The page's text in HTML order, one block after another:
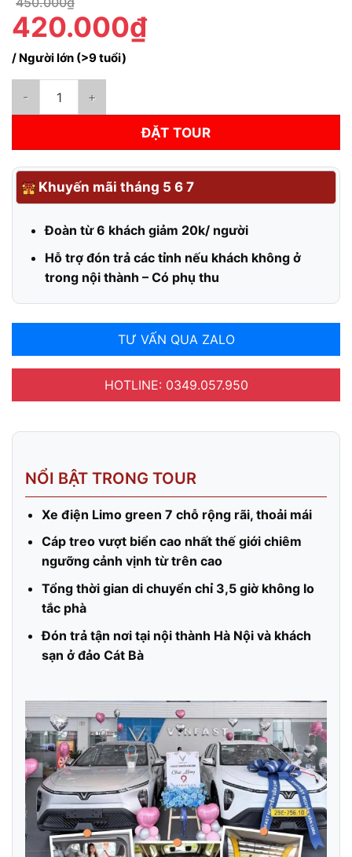
420.000₫
/ Người lớn (>9 tuổi)
ĐẶT TOUR
Khuyến mãi tháng 5 6 7
Đoàn từ 6 khách giảm 20k/ người
Hỗ trợ đón trả các tỉnh nếu khách không ở
trong nội thành – Có phụ thu
TƯ VẤN QUA ZALO
HOTLINE: 0349.057.950
NỔI BẬT TRONG TOUR
Xe điện Limo green 7 chỗ rộng rãi, thoải mái
Cáp treo vượt biển cao nhất thế giới chiêm
ngưỡng cảnh vịnh từ trên cao
Tổng thời gian di chuyển chỉ 3,5 giờ không lo
tắc phà
Đón trả tận nơi tại nội thành Hà Nội và khách
sạn ở đảo Cát Bà